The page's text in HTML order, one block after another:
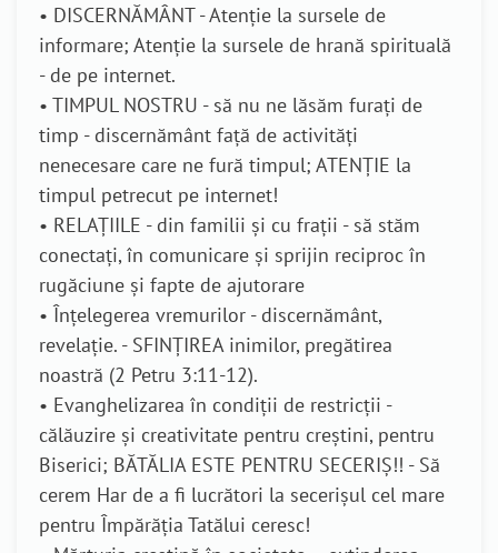
• DISCERNĂMÂNT - Atenție la sursele de
informare; Atenție la sursele de hrană spirituală
- de pe internet.
• TIMPUL NOSTRU - să nu ne lăsăm furați de
timp - discernământ față de activități
nenecesare care ne fură timpul; ATENȚIE la
timpul petrecut pe internet!
• RELAȚIILE - din familii și cu frații - să stăm
conectați, în comunicare și sprijin reciproc în
rugăciune și fapte de ajutorare
• Înțelegerea vremurilor - discernământ,
revelație. - SFINȚIREA inimilor, pregătirea
noastră (2 Petru 3:11-12).
• Evanghelizarea în condiții de restricții -
călăuzire și creativitate pentru creștini, pentru
Biserici; BĂTĂLIA ESTE PENTRU SECERIȘ!! - Să
cerem Har de a fi lucrători la secerișul cel mare
pentru Împărăția Tatălui ceresc!